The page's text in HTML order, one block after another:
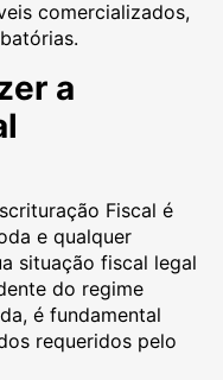
comercializados,
a
Fiscal é
e qualquer
situação fiscal legal
do regime
é fundamental
requeridos pelo